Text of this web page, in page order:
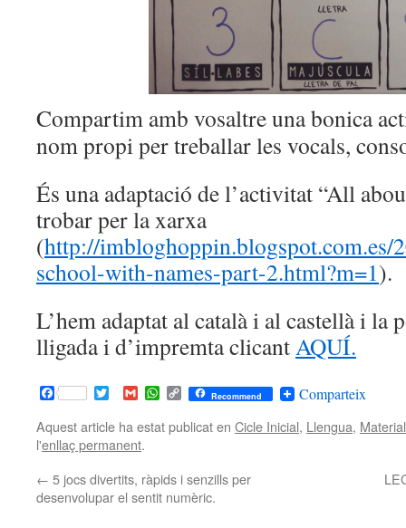
Compartim amb vosaltre una bonica
nom propi per treballar les vocals,
És una adaptació de l’activitat “All
trobar per la xarxa
(http://imbloghoppin.blogspot.com.es/
school-with-names-part-2.html?m=1).
L’hem adaptat al català i al castellà i la
lligada i d’impremta clicantAQUÍ.
Facebook TwitterGmailWhatsApp
Copy
Link
Recommend
Comparteix
Aquest article ha estat publicat en Cicle Inicial, Llengua,
l'enllaç permanent.
← 5 jocs divertits, ràpids i senzills per
desenvolupar el sentit numèric.